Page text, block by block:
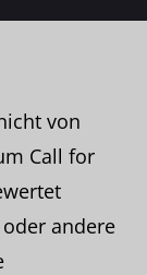
von
Call for
andere